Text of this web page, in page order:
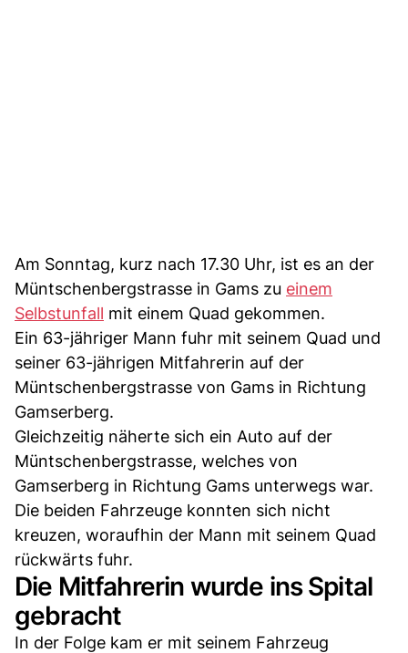
Am Sonntag, kurz nach 17.30 Uhr, ist es an der
Müntschenbergstrasse in Gams zu einem
Selbstunfall mit einem Quad gekommen.
Ein 63-jähriger Mann fuhr mit seinem Quad und
seiner 63-jährigen Mitfahrerin auf der
Müntschenbergstrasse von Gams in Richtung
Gamserberg.
Gleichzeitig näherte sich ein Auto auf der
Müntschenbergstrasse, welches von
Gamserberg in Richtung Gams unterwegs war.
Die beiden Fahrzeuge konnten sich nicht
kreuzen, woraufhin der Mann mit seinem Quad
rückwärts fuhr.
Die Mitfahrerin wurde ins Spital
gebracht
In der Folge kam er mit seinem Fahrzeug